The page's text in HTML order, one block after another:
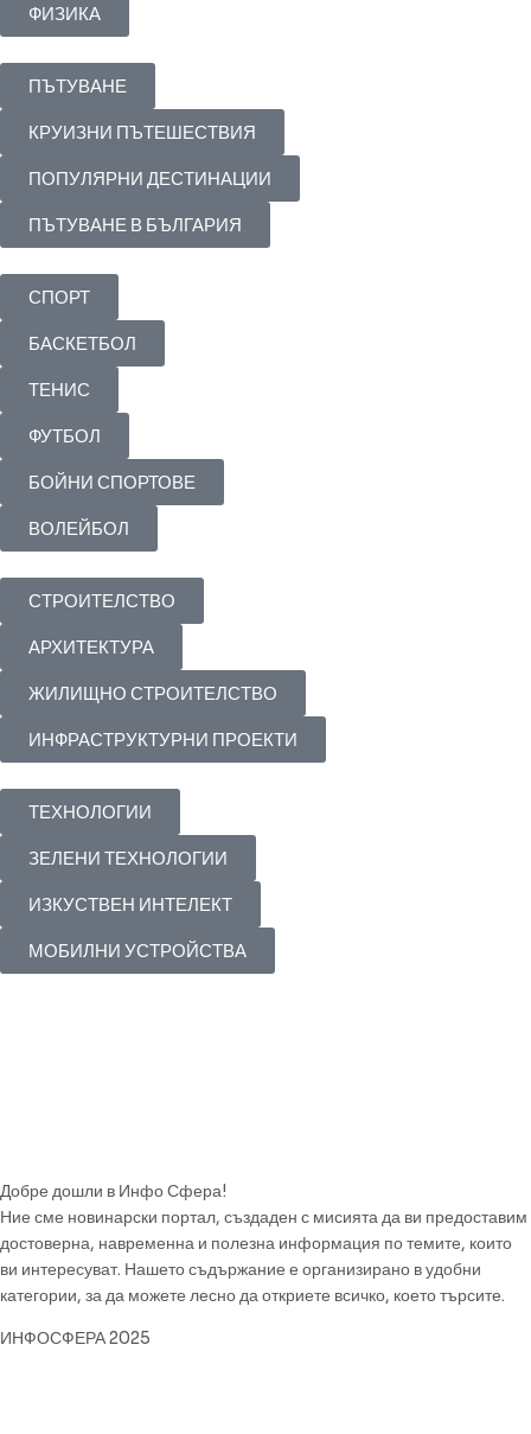
ФИЗИКА
ПЪТУВАНЕ
КРУИЗНИ ПЪТЕШЕСТВИЯ
ПОПУЛЯРНИ ДЕСТИНАЦИИ
ПЪТУВАНЕ В БЪЛГАРИЯ
СПОРТ
БАСКЕТБОЛ
ТЕНИС
ФУТБОЛ
БОЙНИ СПОРТОВЕ
ВОЛЕЙБОЛ
СТРОИТЕЛСТВО
АРХИТЕКТУРА
ЖИЛИЩНО СТРОИТЕЛСТВО
ИНФРАСТРУКТУРНИ ПРОЕКТИ
ТЕХНОЛОГИИ
ЗЕЛЕНИ ТЕХНОЛОГИИ
ИЗКУСТВЕН ИНТЕЛЕКТ
МОБИЛНИ УСТРОЙСТВА
Добре дошли в Инфо Сфера!
Ние сме новинарски портал, създаден с мисията да ви предоставим
достоверна, навременна и полезна информация по темите, които
ви интересуват. Нашето съдържание е организирано в удобни
категории, за да можете лесно да откриете всичко, което търсите.
ИНФОСФЕРА 2025